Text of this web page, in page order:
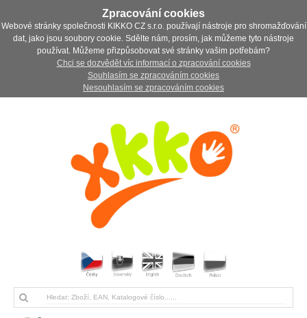
Zpracování cookies
Webové stránky společnosti KIKKO CZ s.r.o. používají nástroje pro shromažďování
dat, jako jsou soubory cookie. Sdělte nám, prosím, jak můžeme tyto nástroje
používat. Můžeme přizpůsobovat své stránky vašim potřebám?
Chci se dozvědět víc informací o zpracování cookies
Souhlasím se zpracováním cookies
Nesouhlasím se zpracováním cookies